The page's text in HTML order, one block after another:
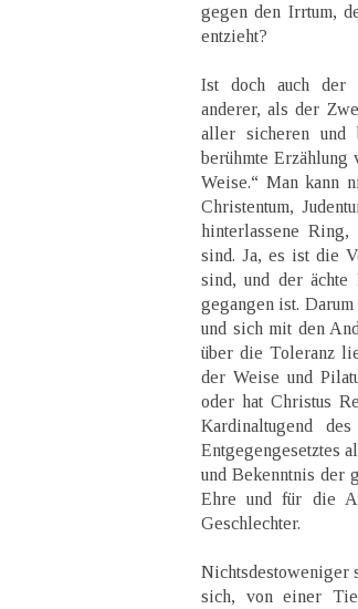
gegen den Irrtum,
entzieht?
Ist doch auch der
anderer, als der
aller sicheren und
berühmte
Weise.“ Man kann
Christentum,
hinterlassene Ring,
sind. Ja, es ist die
sind, und der
gegangen ist.
und sich mit den
über die Toleranz
der Weise und
oder hat Christus
Kardinaltugend
Entgegengesetztes
und Bekenntnis der
Ehre und für die
Geschlechter.
Nichtsdestoweniger
sich, von einer